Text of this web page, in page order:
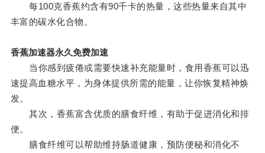
每100克香蕉约含有90千卡的热量，这些热量来自其中
丰富的碳水化合物。
香蕉加速器永久免费加速
当你感到疲倦或需要快速补充能量时，食用香蕉可以迅
速提高血糖水平，为身体提供所需的能量，让你恢复精神焕
发。
其次，香蕉富含优质的膳食纤维，有助于促进消化和排
便。
膳食纤维可以帮助维持肠道健康，预防便秘和消化不